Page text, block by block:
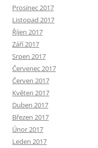
Prosinec 2017
Listopad 2017
Říjen 2017
Září 2017
Srpen 2017
Červenec 2017
Červen 2017
Květen 2017
Duben 2017
Březen 2017
Únor 2017
Leden 2017